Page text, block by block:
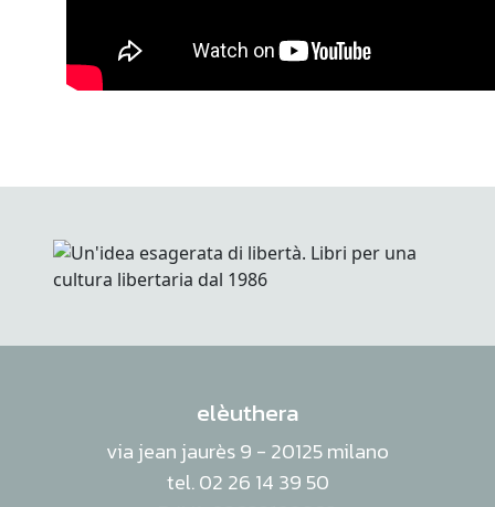
elèuthera
via jean jaurès 9 - 20125 milano
tel. 02 26 14 39 50